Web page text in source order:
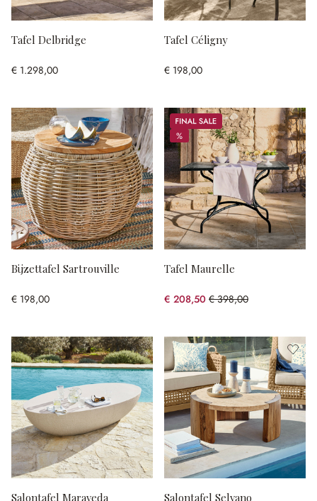
Tafel Delbridge
€ 1.298,00
Tafel Céligny
€ 198,00
Bijzettafel Sartrouville
€ 198,00
Sale
%
%
Tafel Maurelle
€ 208,50 € 398,00
(47.61% gespart)
Salontafel Maraveda Salontafel Selvano